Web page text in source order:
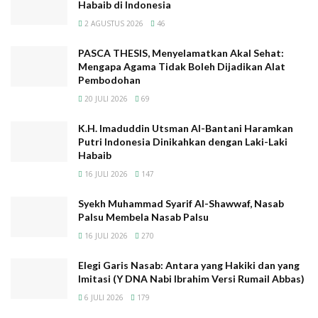
Kesadaran Merata Pribumi atas Eksistensi Habaib di
PASCA THESIS, Menyelamatkan Akal Sehat: Mengapa
Agama Tidak Boleh Dijadikan Alat Pembodohan
K.H. Imaduddin Utsman Al-Bantani Haramkan Putri
Syekh Muhammad Syarif Al-Shawwaf, Nasab Palsu Membela
Padahal yang di Yaman sana antara Ba’alwi dan Bani Al
Ahdal, kasusnya mirip dengan ini.
Keduanya sama-sama mengklaim Ubeid sebagai
Habaib di Indonesia
2 AGUSTUS 2026 46
PASCA THESIS, Menyelamatkan Akal Sehat:
Mengapa Agama Tidak Boleh Dijadikan Alat
Pembodohan
20 JULI 2026 69
K.H. Imaduddin Utsman Al-Bantani Haramkan
Putri Indonesia Dinikahkan dengan Laki-Laki
Habaib
16 JULI 2026 147
Syekh Muhammad Syarif Al-Shawwaf, Nasab
Palsu Membela Nasab Palsu
16 JULI 2026 270
Elegi Garis Nasab: Antara yang Hakiki dan yang
Imitasi (Y DNA Nabi Ibrahim Versi Rumail Abbas)
6 JULI 2026 179